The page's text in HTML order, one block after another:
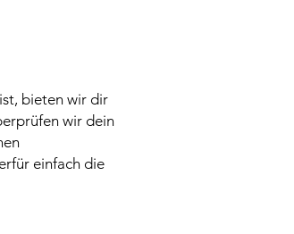
bieten wir dir
wir dein
einfach die